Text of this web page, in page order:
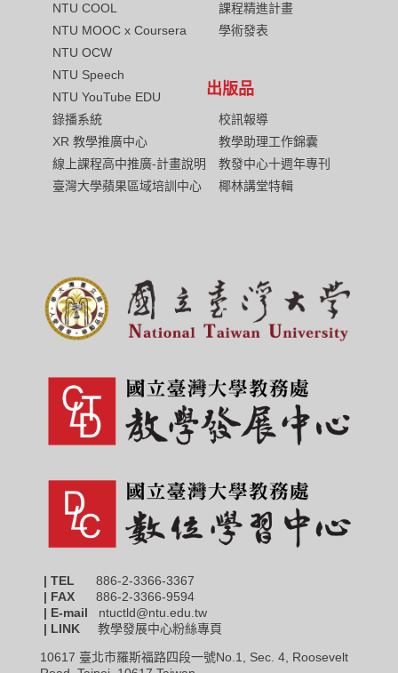
NTU COOL
NTU MOOC x Coursera
NTU OCW
NTU Speech
NTU YouTube EDU
錄播系統
XR 教學推廣中心
線上課程高中推廣-計畫說明
臺灣大學蘋果區域培訓中心
課程精進計畫
學術發表
出版品
校訊報導
教學助理工作錦囊
教發中心十週年專刊
椰林講堂特輯
| TEL 886-2-3366-3367
| FAX
886-2-3366-9594
| E-mail ntuctld@ntu.edu.tw
| LINK 教學發展中心粉絲專頁
10617 臺北市羅斯福路四段一號No.1, Sec. 4, Roosevelt